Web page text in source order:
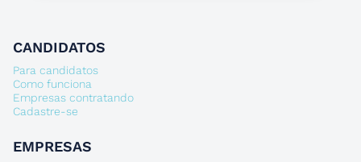
CANDIDATOS
Para candidatos
Como funciona
Empresas contratando
Cadastre-se
EMPRESAS